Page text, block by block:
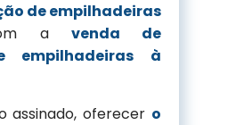
de empilhadeiras
a venda de
empilhadeiras à
assinado, oferecer o